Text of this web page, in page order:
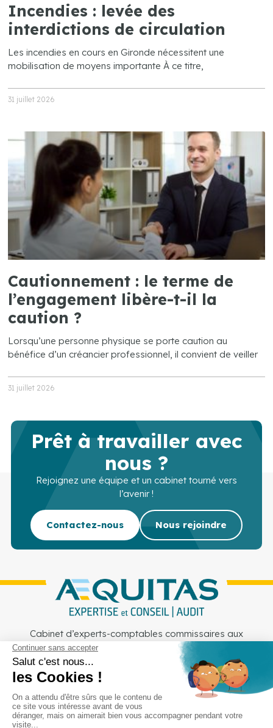
Incendies : levée des
interdictions de circulation
Les incendies en cours en Gironde nécessitent une
mobilisation de moyens importante À ce titre,
31 juillet 2026
Cautionnement : le terme de
l’engagement libère-t-il la
caution ?
Lorsqu’une personne physique se porte caution au
bénéfice d’un créancier professionnel, il convient de veiller
31 juillet 2026
Prêt à travailler avec
nous ?
Rejoignez une équipe et un cabinet tourné vers
l’avenir !
Contactez-nous Nous rejoindre
Cabinet d’experts-comptables commissaires aux
comptes sur Lille, Lens et Douai
Services Secteurs Outils Cabinet